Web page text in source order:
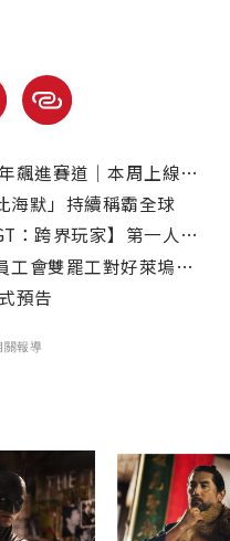
｜本周上線、電視首播推薦
海默」持續稱霸全球
】第一人稱視角賽車超過癮！
罷工對好萊塢票房之影響
預告
關報導